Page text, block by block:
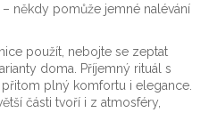
někdy pomůže jemné nalévání
použít, nebojte se zeptat
doma. Příjemný rituál s
plný komfortu i elegance.
části tvoří i z atmosféry,